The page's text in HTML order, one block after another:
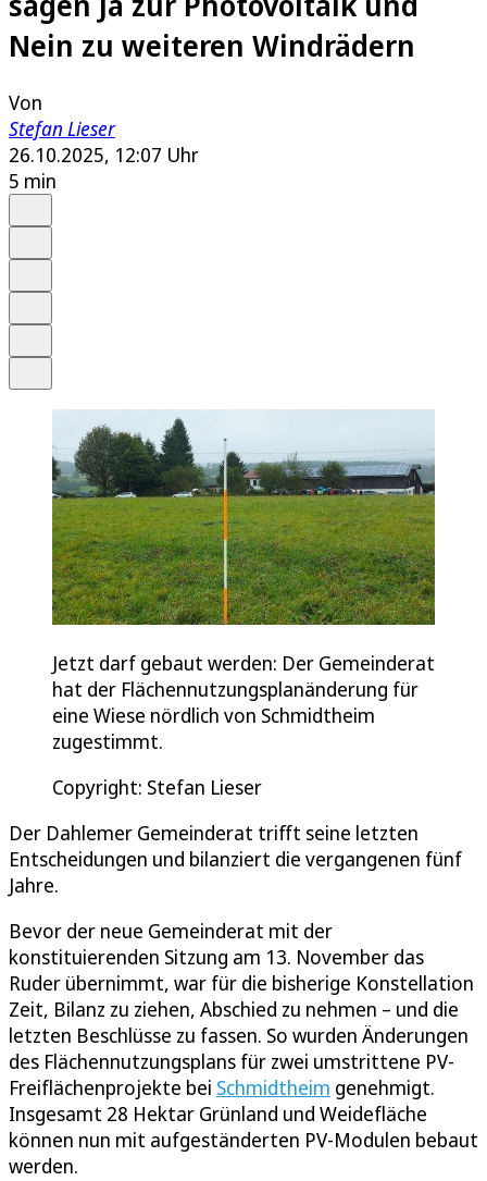
Nein zu weiteren Windrädern
Von
Stefan Lieser
26.10.2025, 12:07 Uhr
5 min
Jetzt darf gebaut werden: Der Gemeinderat
hat der Flächennutzungsplanänderung für
eine Wiese nördlich von Schmidtheim
zugestimmt.
Copyright: Stefan Lieser
Der Dahlemer Gemeinderat trifft seine letzten
Entscheidungen und bilanziert die vergangenen fünf
Jahre.
Bevor der neue Gemeinderat mit der
konstituierenden Sitzung am 13. November das
Ruder übernimmt, war für die bisherige Konstellation
Zeit, Bilanz zu ziehen, Abschied zu nehmen – und die
letzten Beschlüsse zu fassen. So wurden Änderungen
des Flächennutzungsplans für zwei umstrittene PV-
Freiflächenprojekte bei Schmidtheim genehmigt.
Insgesamt 28 Hektar Grünland und Weidefläche
können nun mit aufgeständerten PV-Modulen bebaut
werden.